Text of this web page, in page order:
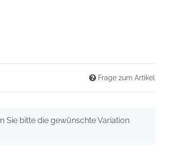
Frage zum Artikel
Sie bitte die gewünschte Variation